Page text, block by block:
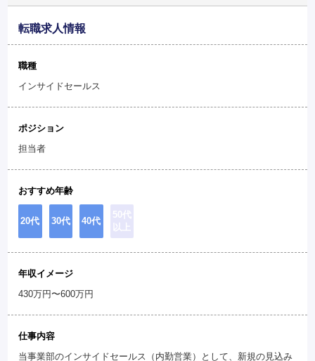
転職求人情報
職種
インサイドセールス
ポジション
担当者
おすすめ年齢
20代 30代 40代
50代
以上
年収イメージ
430万円〜600万円
仕事内容
当事業部のインサイドセールス（内勤営業）として、新規の見込み